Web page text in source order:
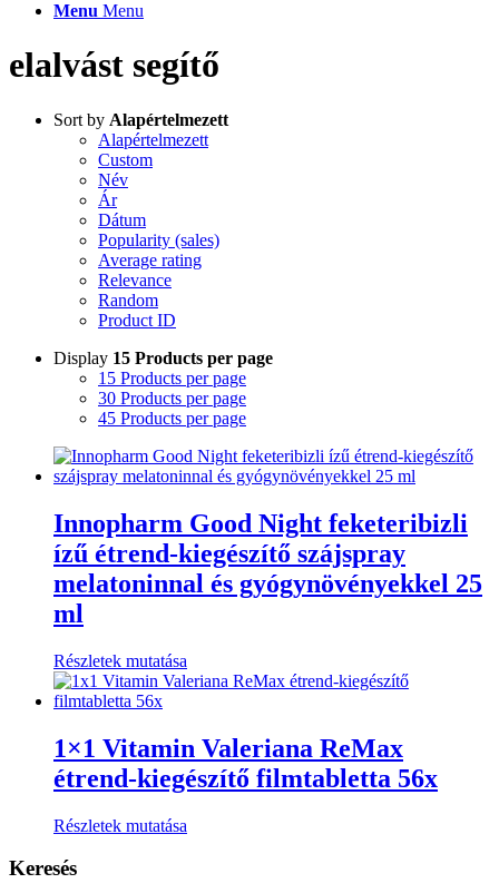
Menu Menu
elalvást segítő
Sort by Alapértelmezett
Alapértelmezett
Custom
Név
Ár
Dátum
Popularity (sales)
Average rating
Relevance
Random
Product ID
Display 15 Products per page
15 Products per page
30 Products per page
45 Products per page
Innopharm Good Night feketeribizli
ízű étrend-kiegészítő szájspray
melatoninnal és gyógynövényekkel 25
ml
Részletek mutatása
1×1 Vitamin Valeriana ReMax
étrend-kiegészítő filmtabletta 56x
Részletek mutatása
Keresés